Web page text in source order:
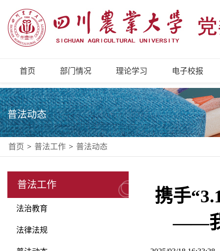
首页 部门情况 理论学习 电子校报
普法动态
首页 > 普法工作 > 普法动态
普法工作
法治教育
法律法规
携手
——我